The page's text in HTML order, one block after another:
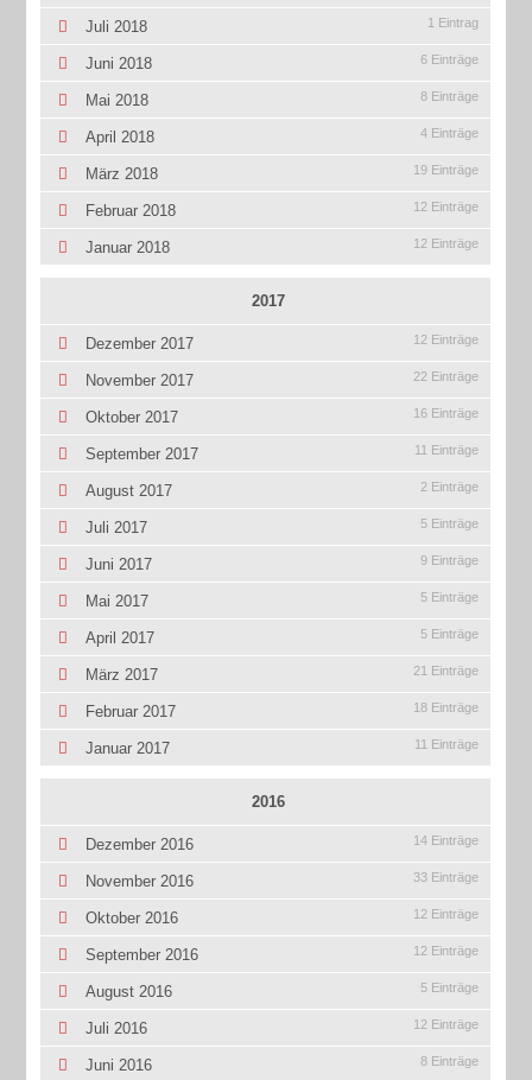
Juli 2018 1 Eintrag
Juni 2018 6 Einträge
Mai 2018 8 Einträge
April 2018 4 Einträge
März 2018 19 Einträge
Februar 2018 12 Einträge
Januar 2018 12 Einträge
2017
Dezember 2017 12 Einträge
November 2017 22 Einträge
Oktober 2017 16 Einträge
September 2017 11 Einträge
August 2017 2 Einträge
Juli 2017 5 Einträge
Juni 2017 9 Einträge
Mai 2017 5 Einträge
April 2017 5 Einträge
März 2017 21 Einträge
Februar 2017 18 Einträge
Januar 2017 11 Einträge
2016
Dezember 2016 14 Einträge
November 2016 33 Einträge
Oktober 2016 12 Einträge
September 2016 12 Einträge
August 2016 5 Einträge
Juli 2016 12 Einträge
Juni 2016 8 Einträge